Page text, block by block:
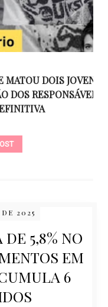
DOIS JOVENS
RESPONSÁVEIS
2025
5,8% NO
EM
6